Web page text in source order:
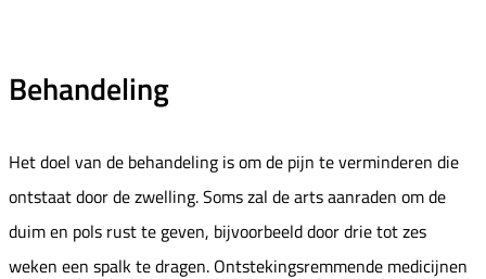
Behandeling
Het doel van de behandeling is om de pijn te verminderen die
ontstaat door de zwelling. Soms zal de arts aanraden om de
duim en pols rust te geven, bijvoorbeeld door drie tot zes
weken een spalk te dragen. Ontstekingsremmende medicijnen